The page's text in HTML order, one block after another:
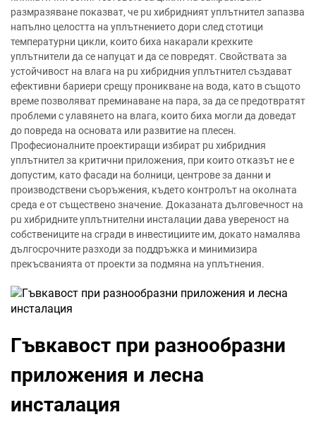
размразяване показват, че pu хибридният уплътнител запазва
напълно целостта на уплътнението дори след стотици
температурни цикли, които биха накарали крехките
уплътнители да се напуцат и да се повредят. Свойствата за
устойчивост на влага на pu хибридния уплътнител създават
ефективни бариери срещу проникване на вода, като в същото
време позволяват преминаване на пара, за да се предотвратят
проблеми с улавянето на влага, които биха могли да доведат
до повреда на основата или развитие на плесен.
Професионалните проектиращи избират pu хибридния
уплътнител за критични приложения, при които отказът не е
допустим, като фасади на болници, центрове за данни и
производствени съоръжения, където контролът на околната
среда е от съществено значение. Доказаната дълговечност на
pu хибридните уплътнителни инсталации дава увереност на
собствениците на сгради в инвестициите им, докато намалява
дългосрочните разходи за поддръжка и минимизира
прекъсванията от проекти за подмяна на уплътнения.
Гъвкавост при разнообразни
приложения и лесна
инсталация